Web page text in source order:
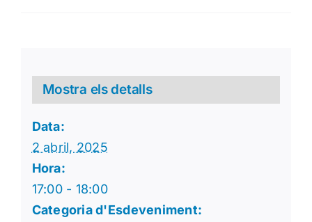
Mostra els detalls
Data:
2 abril, 2025
Hora:
17:00 - 18:00
Categoria d'Esdeveniment: